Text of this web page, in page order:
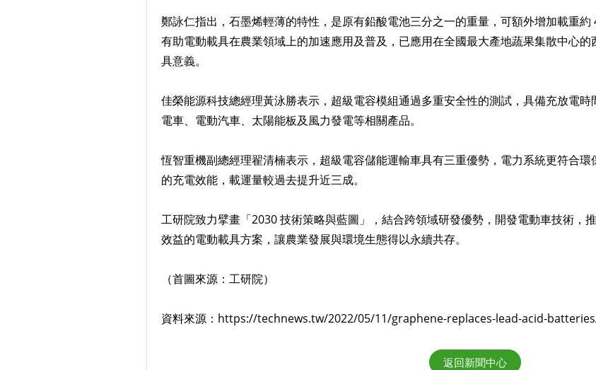
鄭詠仁指出，石墨烯輕薄的特性，是原有鉛酸電池三分之一的重量，可額外增加載重約
有助電動載具在農業領域上的加速應用及普及，已應用在全國最大產地蔬果集散中心
具意義。
佳榮能源科技總經理黃泳勝表示，超級電容模組通過多重安全性的測試，具備充放電
電車、電動汽車、太陽能板及風力發電等相關產品。
恆智重機副總經理翟清楠表示，超級電容儲能運輸車具有三重優勢，電力系統更符合
的充電效能，載運量較過去提升近三成。
工研院致力擘畫「2030 技術策略與藍圖」，結合跨領域研發優勢，開發電動車技術，
效益的電動載具方案，讓農業發展與環境生態得以永續共存。
（首圖來源：工研院）
資料來源：https://technews.tw/2022/05/11/graphene-replaces-lead-acid-
返回新聞中心